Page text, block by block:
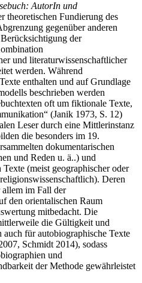
AutorIn und
theoretischen Fundierung des
gegenüber anderen
der
und literaturwissenschaftlicher
werden. Während
enthalten und auf Grundlage
beschrieben werden
oft um fiktionale Texte,
(Janik 1973, S. 12)
Leser durch eine Mittlerinstanz
die besonders im 19.
dokumentarischen
und Reden u. ä..) und
(meist geographischer oder
Deren
im Fall der
den orientalischen Raum
mitbedacht. Die
die Gültigkeit und
für autobiographische Texte
Schmidt 2014), sodass
und
der Methode gewährleistet